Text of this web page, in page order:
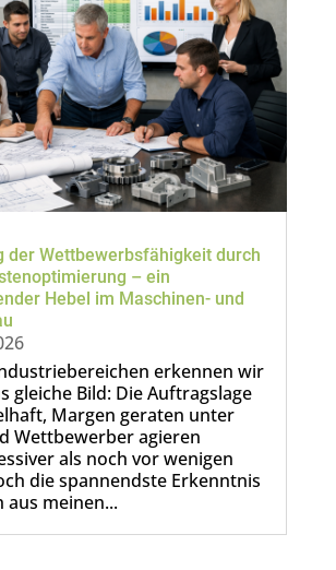
der Wettbewerbsfähigkeit durch
– ein
Hebel im Maschinen- und
erkennen wir
gleiche Bild: Die Auftragslage
Margen geraten unter
Wettbewerber agieren
als noch vor wenigen
die spannendste Erkenntnis
aus meinen...